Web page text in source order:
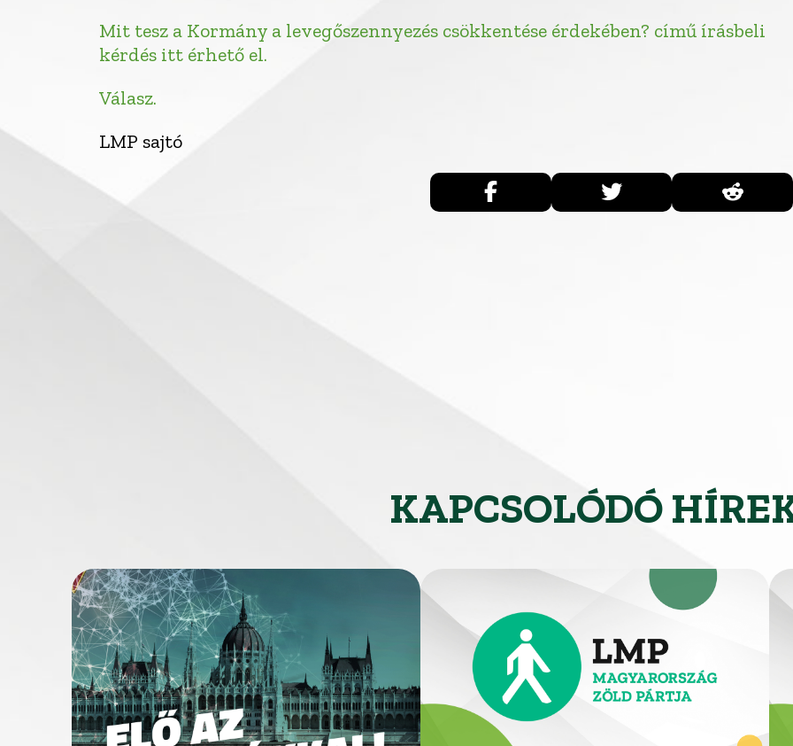
Mit tesz a Kormány a levegőszennyezés csökkentése érdekében? című írásbeli
kérdés itt érhető el.
Válasz.
LMP sajtó
KAPCSOLÓDÓ